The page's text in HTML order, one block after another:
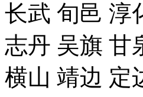
长武 旬邑 淳
志丹 吴旗 甘
横山 靖边 定